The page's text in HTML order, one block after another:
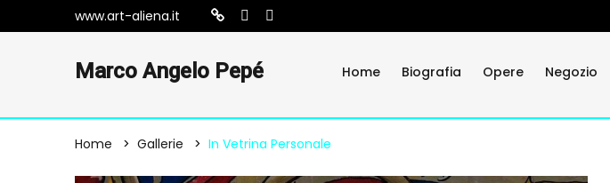
www.art-aliena.it
Marco Angelo Pepé Home Biografia Opere Negozio
Home Gallerie In Vetrina Personale